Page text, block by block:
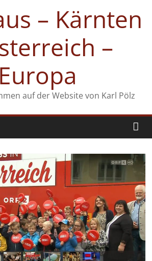
– Kärnten
–
Europa
auf der Website von Karl Pölz